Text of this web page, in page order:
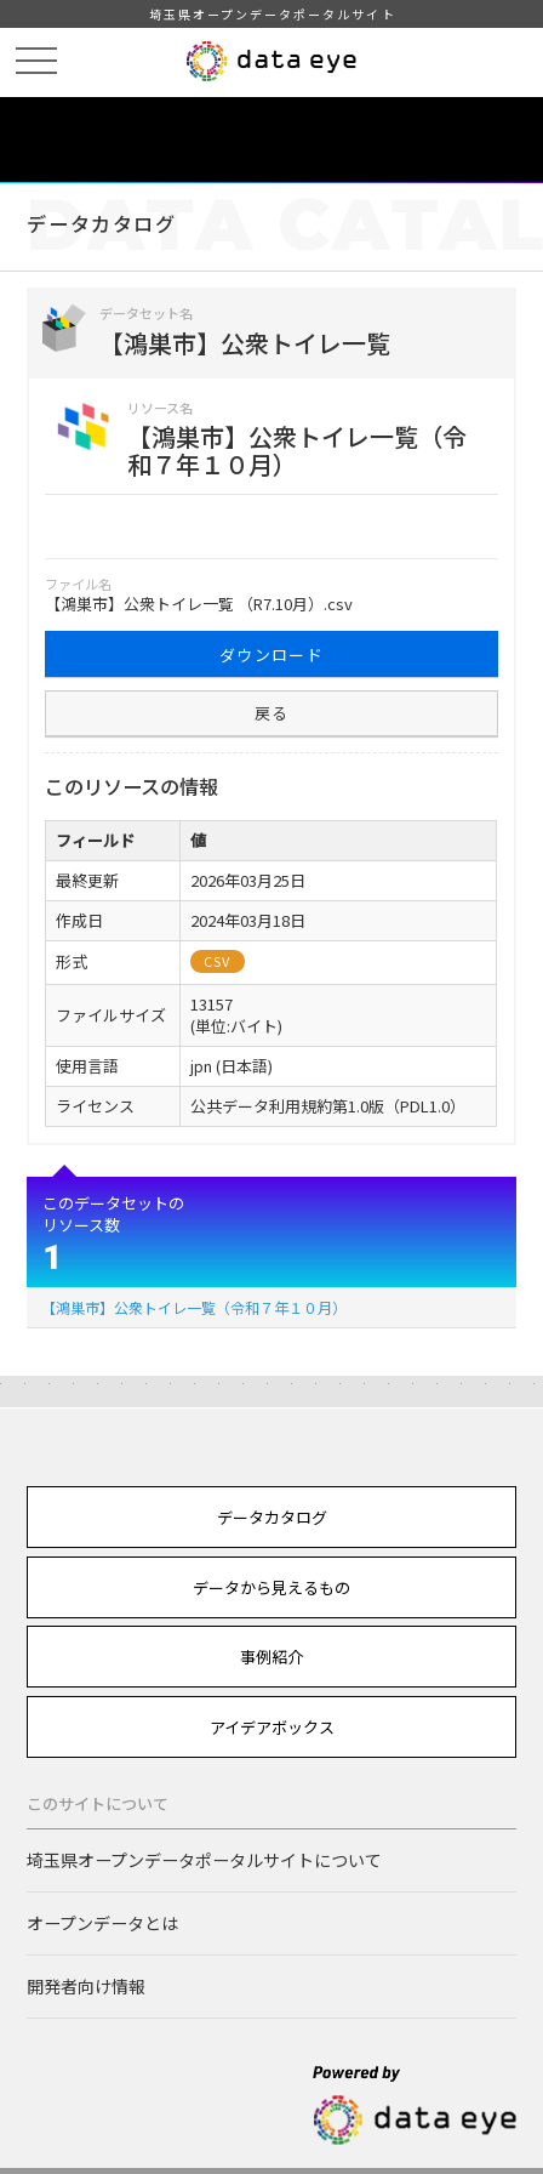
埼玉県オープンデータポータルサイト
データカタログ
DATA
データセット名
【鴻巣市】公衆トイレ一覧
リソース名
【鴻巣市】公衆トイレ一覧（令
和７年１０月）
ファイル名
【鴻巣市】公衆トイレ一覧 （R7.10月）.csv
ダウンロード
戻る
このリソースの情報
フィールド
値
最終更新
2026年03月25日
作成日
2024年03月18日
形式
CSV
ファイルサイズ
13157
(単位:バイト)
使用言語
jpn (日本語)
ライセンス
公共データ利用規約第1.0版（PDL1.0）
このデータセットの
リソース数
1
【鴻巣市】公衆トイレ一覧（令和７年１０月）
データカタログ
データから見えるもの
事例紹介
アイデアボックス
このサイトについて
埼玉県オープンデータポータルサイトについて
オープンデータとは
開発者向け情報